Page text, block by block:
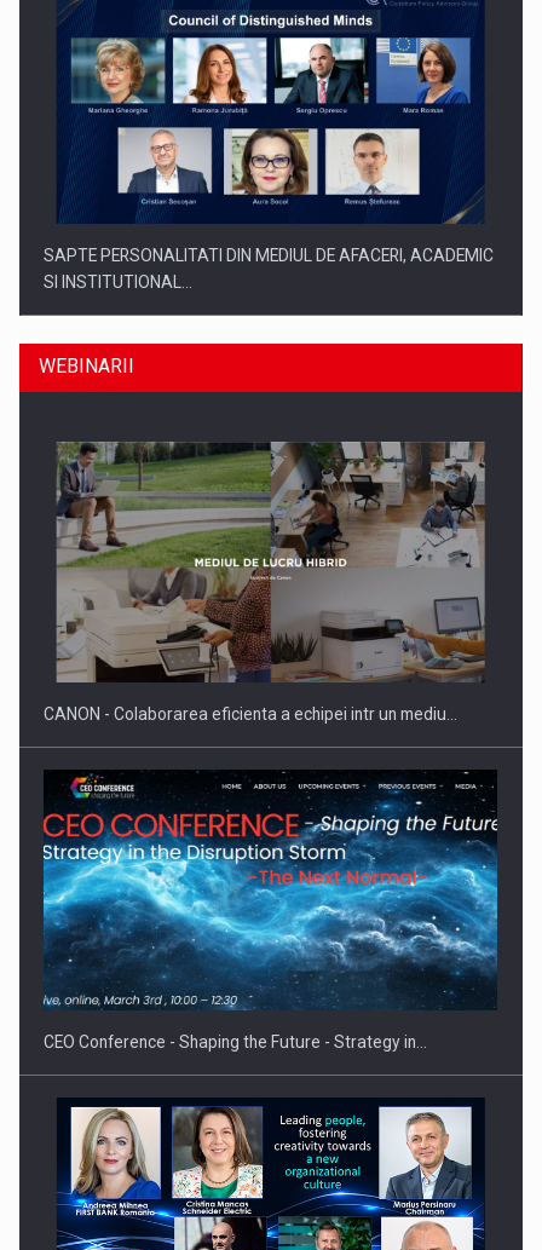
SAPTE PERSONALITATI DIN MEDIUL DE AFACERI, ACADEMIC
SI INSTITUTIONAL…
SYCLEF isi consolideaza prezenta in Romania printr-o a
doua…
Fondul de investitii BoldMind si echipa de management a…
WEBINARII
CANON - Colaborarea eficienta a echipei intr un mediu…
CEO Conference - Shaping the Future - Strategy in…